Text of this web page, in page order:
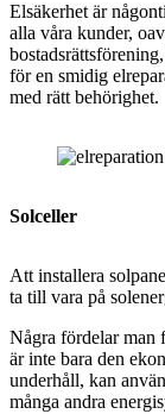
Elsäkerhet är
alla våra kunder,
för en smidig
med rätt behörighet.
Solceller
Att installera
ta till vara på
Några fördelar man
är inte bara den
underhåll, kan
många andra